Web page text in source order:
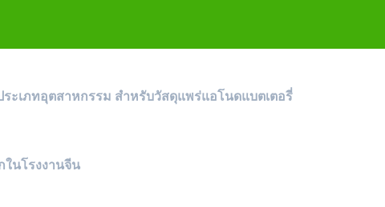
ระเภทอุตสาหกรรม สําหรับวัสดุแพร่แอโนดแบตเตอรี่
นโรงงานจีน